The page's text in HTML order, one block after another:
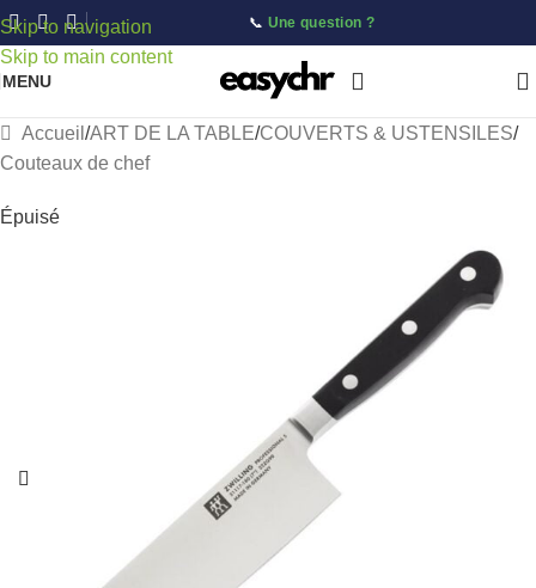
Skip to navigation
Skip to main content
📞 Une question ?
MENU
Accueil /ART DE LA TABLE/COUVERTS & USTENSILES/
Couteaux de chef
Épuisé